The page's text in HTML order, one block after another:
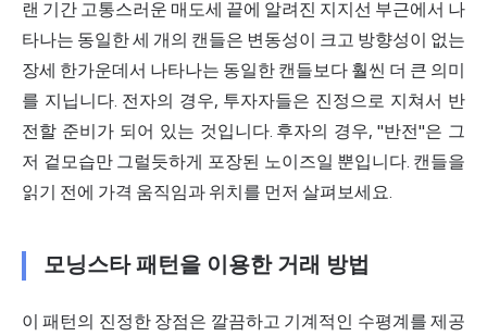
랜 기간 고통스러운 매도세 끝에 알려진 지지선 부근에서 나
타나는 동일한 세 개의 캔들은 변동성이 크고 방향성이 없는
장세 한가운데서 나타나는 동일한 캔들보다 훨씬 더 큰 의미
를 지닙니다. 전자의 경우, 투자자들은 진정으로 지쳐서 반
전할 준비가 되어 있는 것입니다. 후자의 경우, "반전"은 그
저 겉모습만 그럴듯하게 포장된 노이즈일 뿐입니다. 캔들을
읽기 전에 가격 움직임과 위치를 먼저 살펴보세요.
모닝스타 패턴을 이용한 거래 방법
이 패턴의 진정한 장점은 깔끔하고 기계적인 수평계를 제공